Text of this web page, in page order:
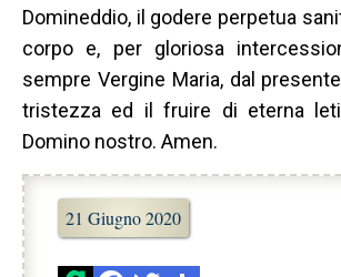
Domineddio, il godere perpetua
corpo e, per gloriosa
sempre Vergine Maria, dal
tristezza ed il fruire di eterna
Domino nostro. Amen.
21 Giugno 2020